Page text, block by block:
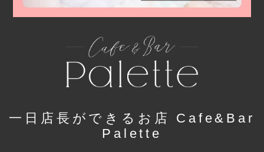
一日店長ができるお店 Cafe&Bar
Palette